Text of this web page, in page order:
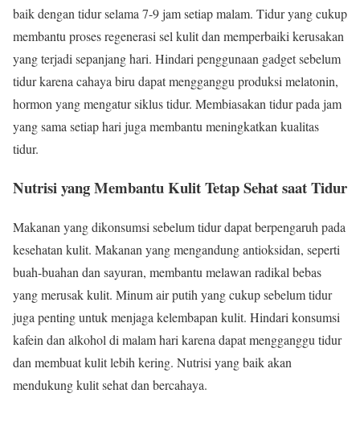
baik dengan tidur selama 7-9 jam setiap malam. Tidur yang cukup
membantu proses regenerasi sel kulit dan memperbaiki kerusakan
yang terjadi sepanjang hari. Hindari penggunaan gadget sebelum
tidur karena cahaya biru dapat mengganggu produksi melatonin,
hormon yang mengatur siklus tidur. Membiasakan tidur pada jam
yang sama setiap hari juga membantu meningkatkan kualitas
tidur.
Nutrisi yang Membantu Kulit Tetap Sehat saat Tidur
Makanan yang dikonsumsi sebelum tidur dapat berpengaruh pada
kesehatan kulit. Makanan yang mengandung antioksidan, seperti
buah-buahan dan sayuran, membantu melawan radikal bebas
yang merusak kulit. Minum air putih yang cukup sebelum tidur
juga penting untuk menjaga kelembapan kulit. Hindari konsumsi
kafein dan alkohol di malam hari karena dapat mengganggu tidur
dan membuat kulit lebih kering. Nutrisi yang baik akan
mendukung kulit sehat dan bercahaya.